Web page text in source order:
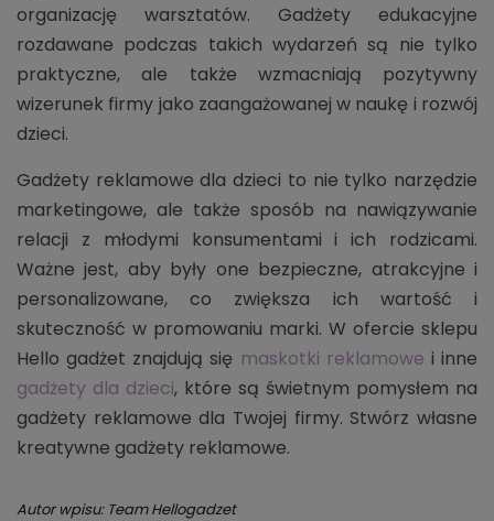
organizację warsztatów. Gadżety edukacyjne
rozdawane podczas takich wydarzeń są nie tylko
praktyczne, ale także wzmacniają pozytywny
wizerunek firmy jako zaangażowanej w naukę i rozwój
dzieci.
Gadżety reklamowe dla dzieci to nie tylko narzędzie
marketingowe, ale także sposób na nawiązywanie
relacji z młodymi konsumentami i ich rodzicami.
Ważne jest, aby były one bezpieczne, atrakcyjne i
personalizowane, co zwiększa ich wartość i
skuteczność w promowaniu marki. W ofercie sklepu
Hello gadżet znajdują się maskotki reklamowe i inne
gadżety dla dzieci, które są świetnym pomysłem na
gadżety reklamowe dla Twojej firmy. Stwórz własne
kreatywne gadżety reklamowe.
Autor wpisu: Team Hellogadzet